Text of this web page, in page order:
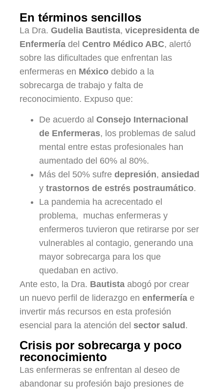
En términos sencillos
La Dra. Gudelia Bautista, vicepresidenta de
Enfermería del Centro Médico ABC, alertó
sobre las dificultades que enfrentan las
enfermeras en México debido a la
sobrecarga de trabajo y falta de
reconocimiento. Expuso que:
De acuerdo al Consejo Internacional
de Enfermeras, los problemas de salud
mental entre estas profesionales han
aumentado del 60% al 80%.
Más del 50% sufre depresión, ansiedad
y trastornos de estrés postraumático.
La pandemia ha acrecentado el
problema, muchas enfermeras y
enfermeros tuvieron que retirarse por ser
vulnerables al contagio, generando una
mayor sobrecarga para los que
quedaban en activo.
Ante esto, la Dra. Bautista abogó por crear
un nuevo perfil de liderazgo en enfermería e
invertir más recursos en esta profesión
esencial para la atención del sector salud .
Crisis por sobrecarga y poco
reconocimiento
Las enfermeras se enfrentan al deseo de
abandonar su profesión bajo presiones de